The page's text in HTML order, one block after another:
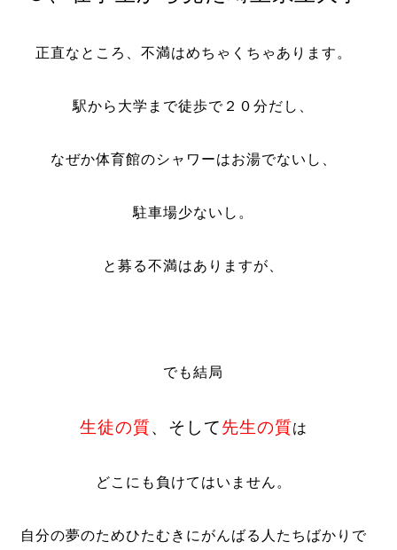
正直なところ、不満はめちゃくちゃあります。
駅から大学まで徒歩で２０分だし、
なぜか体育館のシャワーはお湯でないし、
駐車場少ないし。
と募る不満はありますが、
でも結局
生徒の質、そして先生の質は
どこにも負けてはいません。
自分の夢のためひたむきにがんばる人たちばかりで